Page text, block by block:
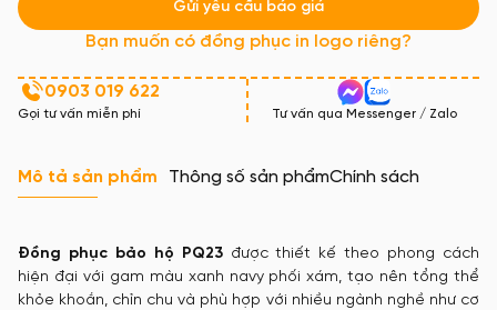
Gửi yêu cầu báo giá
Bạn muốn có đồng phục in logo riêng?
0903 019 622
Gọi tư vấn miễn phí Tư vấn qua Messenger / Zalo
Mô tả sản phẩm Thông số sản phẩmChính sách
Đồng phục bảo hộ PQ23được thiết kế theo phong cách
hiện đại với gam màu xanh navy phối xám, tạo nên tổng thể
khỏe khoắn, chỉn chu và phù hợp với nhiều ngành nghề như cơ